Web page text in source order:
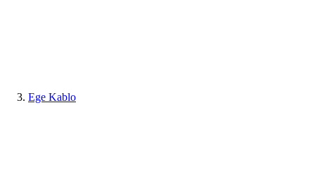
Ege Kablo